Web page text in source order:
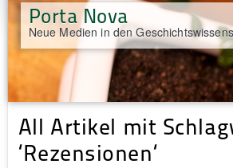
Porta Nova
Neue Medien in den
All Artikel mit
‘Rezensionen‘